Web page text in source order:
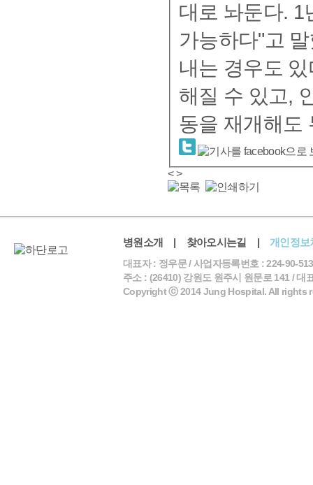
대로 놔둔다. 1
가능하다"고 말했다. 정 원장은 상황에 따
내는 경우도
해질 수 있고,
동을 재개해도
< >
병원소개 | 찾아오시는길 | 개인정보
대표자 : 정우문 / 사업자등록번호 : 224-90-
주소 : (26410) 강원도 원주시 원문로 141 / 대
Copyright ⓒ 2014 Jung Hospital. All rights